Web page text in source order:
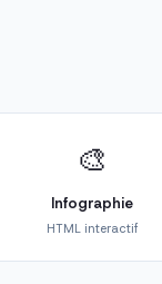
🎨
Infographie
HTML interactif